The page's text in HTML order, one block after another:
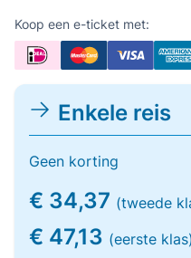
Koop een e-ticket met:
Enkele reis
Geen korting
€ 34,37 (tweede
€ 47,13 (eerste klas)